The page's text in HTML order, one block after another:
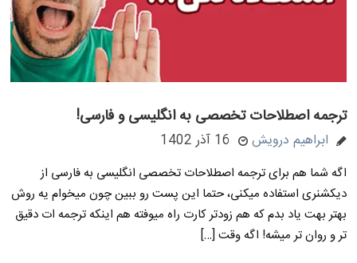
ترجمه اصطلاحات تخصصی به انگلیسی و فارسی!
ابراهیم درویش 16 آذر 1402
اگه شما هم برای ترجمه اصطلاحات تخصصی انگلیسی به فارسی از
دیکشنری استفاده میکنی، حتما این پست رو ببین چون میخوام یه روش
بهتر بهت یاد بدم که هم زودتر کارت راه میوفته هم اینکه ترجمه ات دقیق
تر و روان تر میشه! اگه وقت […]